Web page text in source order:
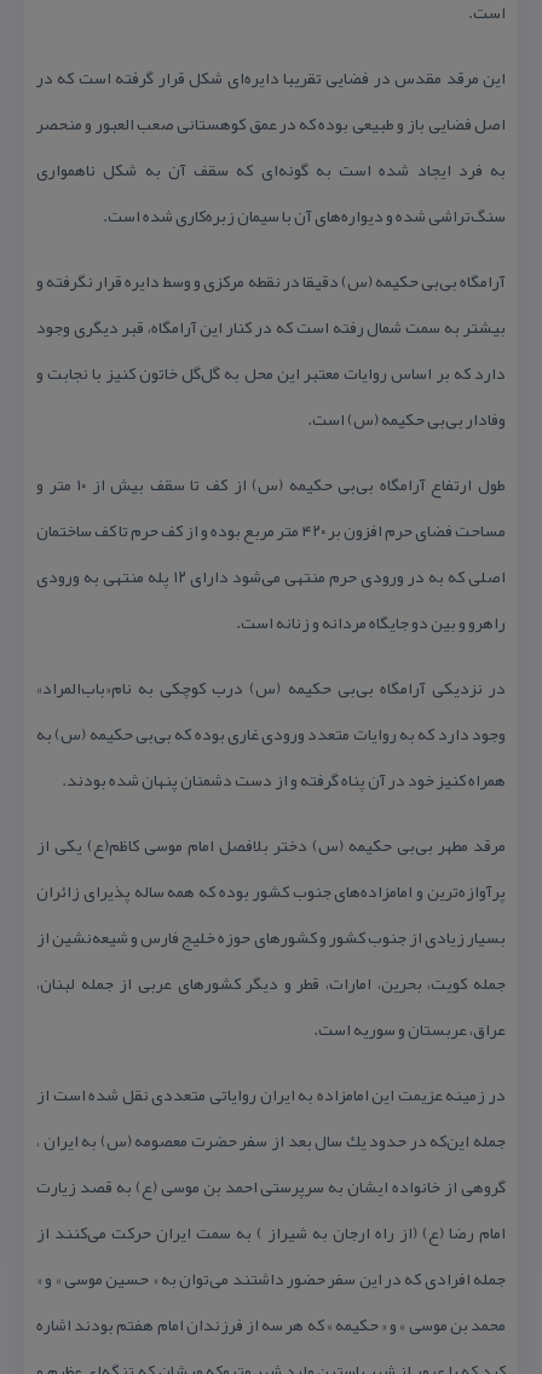
است.
این مرقد مقدس در فضایی تقریبا دایره‌ای شكل قرار گرفته است كه در
اصل فضایی باز و طبیعی بوده كه در عمق كوهستانی صعب ‌العبور و منحصر
به فرد ایجاد شده است به گونه‌ای كه سقف آن به شكل ناهمواری
سنگ‌تراشی شده و دیواره‌های آن با سیمان زبره‌كاری شده است.
آرامگاه بی‌بی حكیمه (س) دقیقا در نقطه مركزی و وسط دایره قرار نگرفته و
بیشتر به سمت شمال رفته است كه در كنار این آرامگاه، قبر دیگری وجود
دارد كه بر اساس روایات معتبر این محل به گل‌گل خاتون كنیز با نجابت و
وفادار بی‌بی حكیمه (س) است.
طول ارتفاع آرامگاه بی‌بی حكیمه (س) از كف تا سقف بیش از ۱۰ متر و
مساحت فضای حرم افزون بر ۴۲۰ متر مربع بوده و از كف حرم تا كف ساختمان
اصلی كه به در ورودی حرم منتهی می‌شود دارای ۱۲ پله منتهی به ورودی
راهرو و بین دو جایگاه مردانه و زنانه است.
در نزدیكی آرامگاه بی‌بی حكیمه (س) درب كوچكی به نام«باب‌المراد»
وجود دارد كه به روایات متعدد ورودی غاری بوده كه بی‌بی حكیمه (س) به
همراه كنیز خود در آن پناه گرفته و از دست دشمنان پنهان شده بودند.
مرقد مطهر بی‌بی حكیمه (س) دختر بلافصل امام موسی كاظم(ع) یكی از
پرآوازه‌ترین و امامزاده‌های جنوب كشور بوده كه همه ساله پذیرای زائران
بسیار زیادی از جنوب كشور و كشورهای حوزه خلیج فارس و شیعه‌نشین از
جمله كویت، بحرین، امارات، قطر و دیگر كشورهای عربی از جمله لبنان،
عراق، عربستان و سوریه است.
در زمینه عزیمت این امامزاده به ایران روایاتی متعددی نقل شده است از
جمله این‌كه در حدود یك سال بعد از سفر حضرت معصومه (س) به ایران ،
گروهی از خانواده ایشان به سرپرستی احمد بن موسی (ع) به قصد زیارت
امام رضا (ع) (از راه ارجان به شیراز ) به سمت ایران حركت می‌كنند از
جمله افرادی كه در این سفر حضور داشتند می‌توان به « حسین موسی » و «
محمد بن موسی » و « حكیمه » كه هر سه از فرزندان امام هفتم بودند اشاره